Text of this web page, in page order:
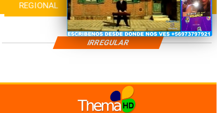
REGIONAL INTERNACIONAL DEPORTES
IRREGULAR